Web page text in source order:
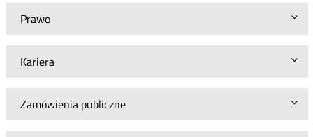
Prawo
Kariera
Zamówienia publiczne